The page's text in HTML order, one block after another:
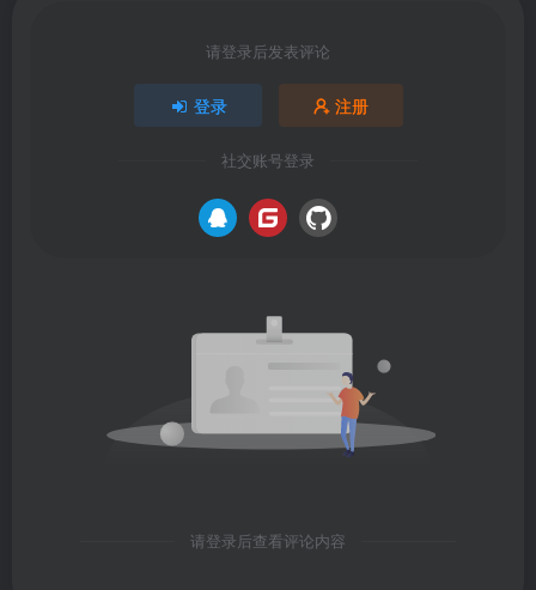
请登录后发表评论
登录 注册
社交账号登录
请登录后查看评论内容